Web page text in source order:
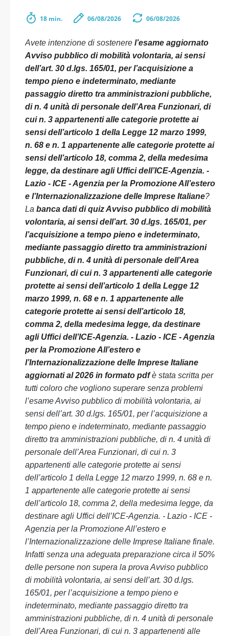
18 min. 06/08/2026 06/08/2026
Avete intenzione di sostenere l’esame aggiornato
Avviso pubblico di mobilità volontaria, ai sensi
dell’art. 30 d.lgs. 165/01, per l’acquisizione a
tempo pieno e indeterminato, mediante
passaggio diretto tra amministrazioni pubbliche,
di n. 4 unità di personale dell’Area Funzionari, di
cui n. 3 appartenenti alle categorie protette ai
sensi dell’articolo 1 della Legge 12 marzo 1999,
n. 68 e n. 1 appartenente alle categorie protette ai
sensi dell’articolo 18, comma 2, della medesima
legge, da destinare agli Uffici dell’ICE-Agenzia. -
Lazio - ICE - Agenzia per la Promozione All’estero
e l’Internazionalizzazione delle Imprese Italiane?
La banca dati di quiz Avviso pubblico di mobilità
volontaria, ai sensi dell’art. 30 d.lgs. 165/01, per
l’acquisizione a tempo pieno e indeterminato,
mediante passaggio diretto tra amministrazioni
pubbliche, di n. 4 unità di personale dell’Area
Funzionari, di cui n. 3 appartenenti alle categorie
protette ai sensi dell’articolo 1 della Legge 12
marzo 1999, n. 68 e n. 1 appartenente alle
categorie protette ai sensi dell’articolo 18,
comma 2, della medesima legge, da destinare
agli Uffici dell’ICE-Agenzia. - Lazio - ICE - Agenzia
per la Promozione All’estero e
l’Internazionalizzazione delle Imprese Italiane
aggiornati al 2026 in formato pdfè stata scritta per
tutti coloro che vogliono superare senza problemi
l’esame Avviso pubblico di mobilità volontaria, ai
sensi dell’art. 30 d.lgs. 165/01, per l’acquisizione a
tempo pieno e indeterminato, mediante passaggio
diretto tra amministrazioni pubbliche, di n. 4 unità di
personale dell’Area Funzionari, di cui n. 3
appartenenti alle categorie protette ai sensi
dell’articolo 1 della Legge 12 marzo 1999, n. 68 e n.
1 appartenente alle categorie protette ai sensi
dell’articolo 18, comma 2, della medesima legge, da
destinare agli Uffici dell’ICE-Agenzia. - Lazio - ICE -
Agenzia per la Promozione All’estero e
l’Internazionalizzazione delle Imprese Italiane finale.
Infatti senza una adeguata preparazione circa il 50%
delle persone non supera la prova Avviso pubblico
di mobilità volontaria, ai sensi dell’art. 30 d.lgs.
165/01, per l’acquisizione a tempo pieno e
indeterminato, mediante passaggio diretto tra
amministrazioni pubbliche, di n. 4 unità di personale
dell’Area Funzionari, di cui n. 3 appartenenti alle